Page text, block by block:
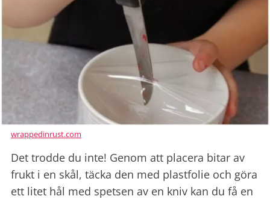
wrappedinrust.com
Det trodde du inte! Genom att placera bitar av
frukt i en skål, täcka den med plastfolie och göra
ett litet hål med spetsen av en kniv kan du få en